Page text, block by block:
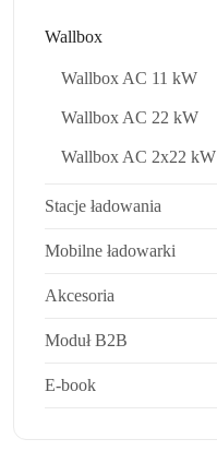
Wallbox
Wallbox AC 11 kW
Wallbox AC 22 kW
Wallbox AC 2x22 kW
Stacje ładowania
Mobilne ładowarki
Akcesoria
Moduł B2B
E-book